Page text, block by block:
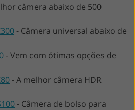
câmera abaixo de 500
- Câmera universal abaixo de
-Vem com ótimas opções de
-A melhor câmera HDR
- Câmera de bolso para